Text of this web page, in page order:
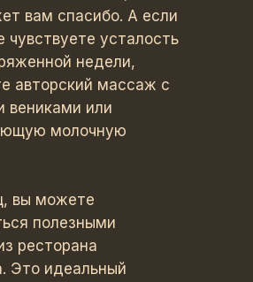
вам спасибо. А если
чувствуете усталость
недели,
авторский массаж с
вениками или
молочную
вы можете
полезными
ресторана
Это идеальный